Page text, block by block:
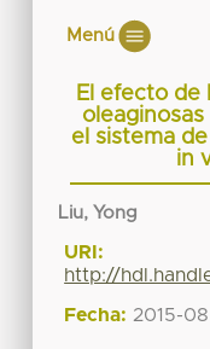
Menú
El efecto de
el sistema
in
Liu, Yong
URI:
http://
Fecha: 2015-08